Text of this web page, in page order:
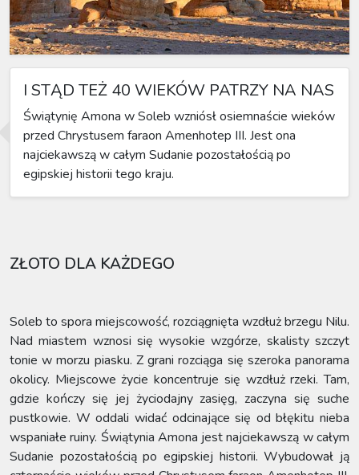
I STĄD TEŻ 40 WIEKÓW PATRZY NA NAS
Świątynię Amona w Soleb wzniósł osiemnaście wieków
przed Chrystusem faraon Amenhotep III. Jest ona
najciekawszą w całym Sudanie pozostałością po
egipskiej historii tego kraju.
ZŁOTO DLA KAŻDEGO
Soleb to spora miejscowość, rozciągnięta wzdłuż brzegu Nilu.
Nad miastem wznosi się wysokie wzgórze, skalisty szczyt
tonie w morzu piasku. Z grani rozciąga się szeroka panorama
okolicy. Miejscowe życie koncentruje się wzdłuż rzeki. Tam,
gdzie kończy się jej życiodajny zasięg, zaczyna się suche
pustkowie. W oddali widać odcinające się od błękitu nieba
wspaniałe ruiny. Świątynia Amona jest najciekawszą w całym
Sudanie pozostałością po egipskiej historii. Wybudował ją